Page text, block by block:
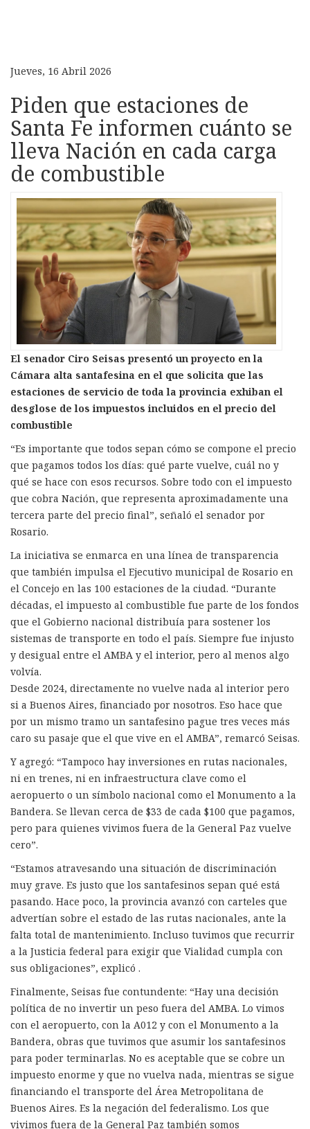
Jueves, 16 Abril 2026
Piden que estaciones de
Santa Fe informen cuánto se
lleva Nación en cada carga
de combustible
El senador Ciro Seisas presentó un proyecto en la
Cámara alta santafesina en el que solicita que las
estaciones de servicio de toda la provincia exhiban el
desglose de los impuestos incluidos en el precio del
combustible
“Es importante que todos sepan cómo se compone el precio
que pagamos todos los días: qué parte vuelve, cuál no y
qué se hace con esos recursos. Sobre todo con el impuesto
que cobra Nación, que representa aproximadamente una
tercera parte del precio final”, señaló el senador por
Rosario.
La iniciativa se enmarca en una línea de transparencia
que también impulsa el Ejecutivo municipal de Rosario en
el Concejo en las 100 estaciones de la ciudad. “Durante
décadas, el impuesto al combustible fue parte de los fondos
que el Gobierno nacional distribuía para sostener los
sistemas de transporte en todo el país. Siempre fue injusto
y desigual entre el AMBA y el interior, pero al menos algo
volvía.
Desde 2024, directamente no vuelve nada al interior pero
si a Buenos Aires, financiado por nosotros. Eso hace que
por un mismo tramo un santafesino pague tres veces más
caro su pasaje que el que vive en el AMBA”, remarcó Seisas.
Y agregó: “Tampoco hay inversiones en rutas nacionales,
ni en trenes, ni en infraestructura clave como el
aeropuerto o un símbolo nacional como el Monumento a la
Bandera. Se llevan cerca de $33 de cada $100 que pagamos,
pero para quienes vivimos fuera de la General Paz vuelve
cero”.
“Estamos atravesando una situación de discriminación
muy grave. Es justo que los santafesinos sepan qué está
pasando. Hace poco, la provincia avanzó con carteles que
advertían sobre el estado de las rutas nacionales, ante la
falta total de mantenimiento. Incluso tuvimos que recurrir
a la Justicia federal para exigir que Vialidad cumpla con
sus obligaciones”, explicó .
Finalmente, Seisas fue contundente: “Hay una decisión
política de no invertir un peso fuera del AMBA. Lo vimos
con el aeropuerto, con la A012 y con el Monumento a la
Bandera, obras que tuvimos que asumir los santafesinos
para poder terminarlas. No es aceptable que se cobre un
impuesto enorme y que no vuelva nada, mientras se sigue
financiando el transporte del Área Metropolitana de
Buenos Aires. Es la negación del federalismo. Los que
vivimos fuera de la General Paz también somos